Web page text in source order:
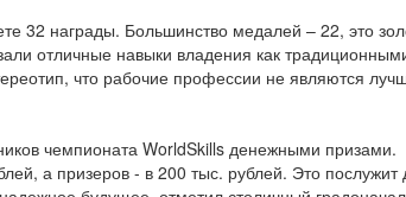
32 награды. Большинство медалей – 22, это
отличные навыки владения как
что рабочие профессии не являются
чемпионата WorldSkills денежными призами.
а призеров - в 200 тыс. рублей. Это послужит